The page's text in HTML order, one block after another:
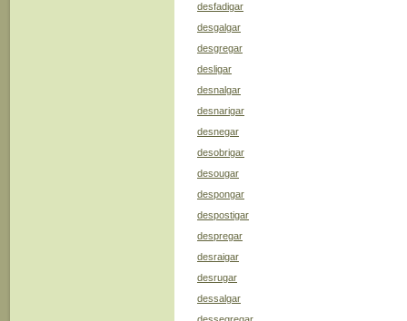
desfadigar
desgalgar
desgregar
desligar
desnalgar
desnarigar
desnegar
desobrigar
desougar
despongar
despostigar
despregar
desraigar
desrugar
dessalgar